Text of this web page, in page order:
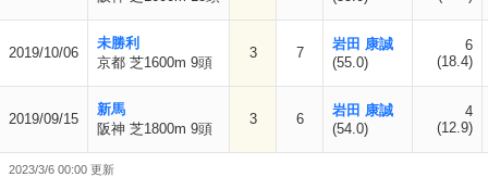
2019/10/06
未勝利
京都 芝1600m 9頭
3 7
岩田 康誠
(55.0)
6
(18.4)
2019/09/15
新馬
阪神 芝1800m 9頭
3 6
岩田 康誠
(54.0)
4
(12.9)
2023/3/6 00:00 更新